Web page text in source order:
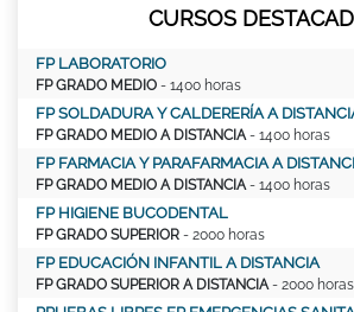
CURSOS
FP LABORATORIO
FP GRADO MEDIO - 1400 horas
FP SOLDADURA Y CALDERERÍA A
FP GRADO MEDIO A DISTANCIA - 1400 horas
FP FARMACIA Y PARAFARMACIA A
FP GRADO MEDIO A DISTANCIA - 1400 horas
FP HIGIENE BUCODENTAL
FP GRADO SUPERIOR - 2000 horas
FP EDUCACIÓN INFANTIL A DISTANCIA
FP GRADO SUPERIOR A DISTANCIA - 2000 horas